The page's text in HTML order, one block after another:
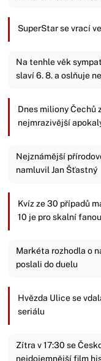
SuperStar se vrací
Na tenhle věk
slaví 6. 8. a oslňuje
Dnes miliony Čechů
nejmrazivější
Nejznámější
namluvil Jan Šťastný
Kvíz ze 30 případů
10 je pro skalní
Markéta rozhodla o
poslali do duelu
Hvězda Ulice se
seriálu
Zítra v 17:30 se
nejdojemnější film